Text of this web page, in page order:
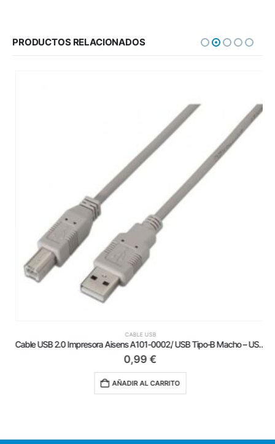
PRODUCTOS RELACIONADOS
CABLE USB
Cable USB 2.0 Impresora Aisens A101-0002/ USB Tipo-B Macho – USB Macho/ Hasta 2.5W/ 60Mbps/ 1.8m/ Beige
0,99 €
AÑADIR AL CARRITO